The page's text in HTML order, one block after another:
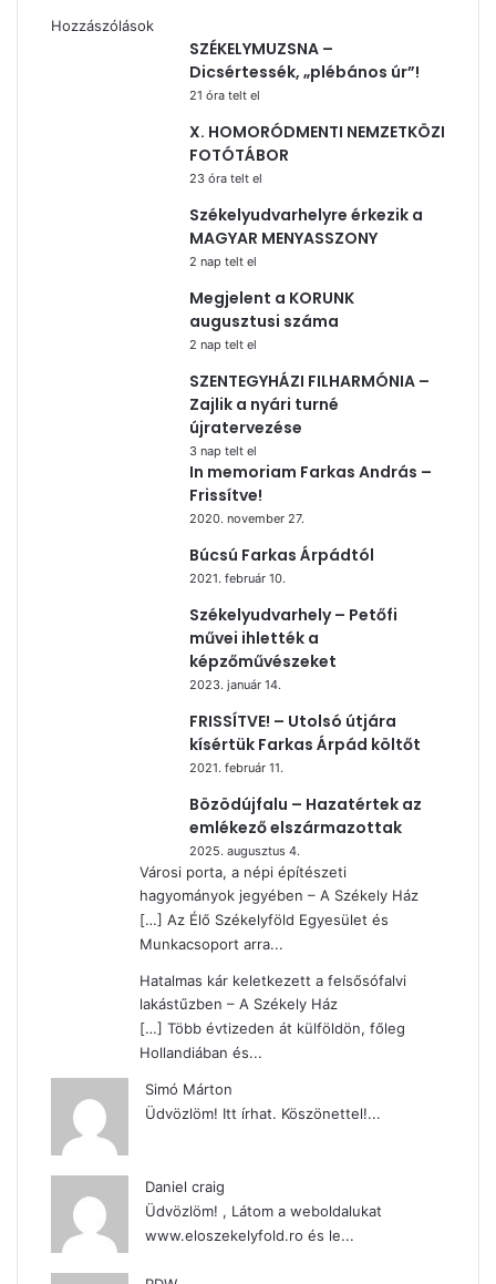
Hozzászólások
SZÉKELYMUZSNA –
Dicsértessék, „plébános úr”!
21 óra telt el
X. HOMORÓDMENTI NEMZETKÖZI
FOTÓTÁBOR
23 óra telt el
Székelyudvarhelyre érkezik a
MAGYAR MENYASSZONY
2 nap telt el
Megjelent a KORUNK
augusztusi száma
2 nap telt el
SZENTEGYHÁZI FILHARMÓNIA –
Zajlik a nyári turné
újratervezése
3 nap telt el
In memoriam Farkas András –
Frissítve!
2020. november 27.
Búcsú Farkas Árpádtól
2021. február 10.
Székelyudvarhely – Petőfi
művei ihlették a
képzőművészeket
2023. január 14.
FRISSÍTVE! – Utolsó útjára
kísértük Farkas Árpád költőt
2021. február 11.
Bözödújfalu – Hazatértek az
emlékező elszármazottak
2025. augusztus 4.
Városi porta, a népi építészeti
hagyományok jegyében – A Székely Ház
[…] Az Élő Székelyföld Egyesület és
Munkacsoport arra...
Hatalmas kár keletkezett a felsősófalvi
lakástűzben – A Székely Ház
[…] Több évtizeden át külföldön, főleg
Hollandiában és...
Simó Márton
Üdvözlöm! Itt írhat. Köszönettel!...
Daniel craig
Üdvözlöm! , Látom a weboldalukat
www.eloszekelyfold.ro és le...